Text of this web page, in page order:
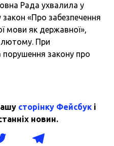
Рада ухвалила у
закон «Про забезпечення
мови як державної»,
лютому. При
порушення закону про
сторінку Фейсбук і
новин.